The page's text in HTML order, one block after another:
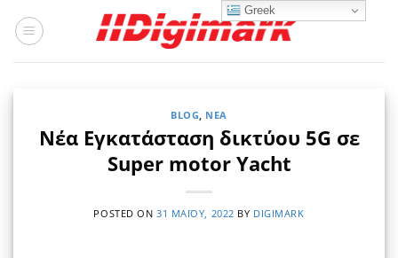
στο
BLOG, ΝΈΑ
Νέα Εγκατάσταση δικτύου 5G σε
Super motor Yacht
POSTED ON31 ΜΑΪ́ΟΥ, 2022 BY DIGIMARK
Greek